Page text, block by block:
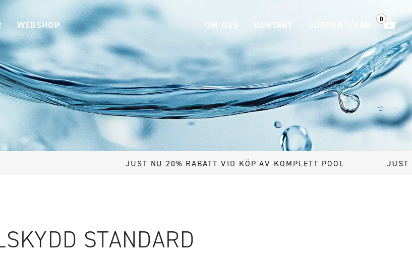
WEBSHOP OM OSS KONTAKT SUPPORT/FAQ
JUST NU 20% RABATT VID KÖP AV KOMPLETT POOL JUST NU 20%
STANDARD
0